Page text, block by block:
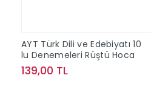
AYT Türk Dili ve Edebiyatı 10
lu Denemeleri Rüştü Hoca
139,00 TL